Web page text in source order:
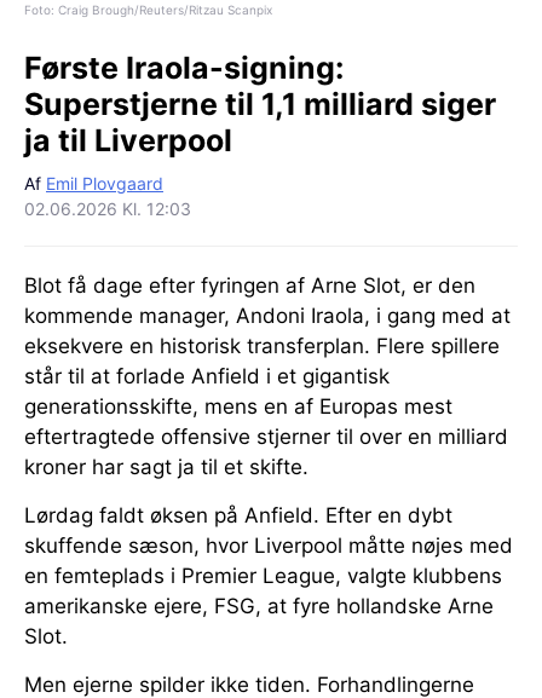
Foto: Craig Brough/Reuters/Ritzau Scanpix
Første Iraola-signing:
Superstjerne til 1,1 milliard siger
ja til Liverpool
Af Emil Plovgaard
02.06.2026 Kl. 12:03
Blot få dage efter fyringen af Arne Slot, er den
kommende manager, Andoni Iraola, i gang med at
eksekvere en historisk transferplan. Flere spillere
står til at forlade Anfield i et gigantisk
generationsskifte, mens en af Europas mest
eftertragtede offensive stjerner til over en milliard
kroner har sagt ja til et skifte.
Lørdag faldt øksen på Anfield. Efter en dybt
skuffende sæson, hvor Liverpool måtte nøjes med
en femteplads i Premier League, valgte klubbens
amerikanske ejere, FSG, at fyre hollandske Arne
Slot.
Men ejerne spilder ikke tiden. Forhandlingerne